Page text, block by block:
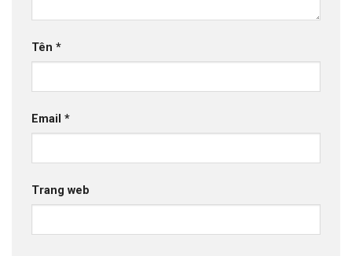
Tên *
Email *
Trang web